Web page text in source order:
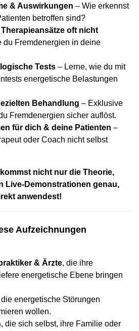
& Auswirkungen – Wie erkennst
betroffen sind?
oft nicht
du Fremdenergien in deine
Tests – Lerne, wie du mit
energetische Belastungen
Behandlung – Exklusive
Fremdenergien sicher auflöst.
für dich & deine Patienten –
oder Coach nicht selbst
nicht nur die Theorie,
Live-Demonstrationen genau,
anwendest!
Aufzeichnungen
& Ärzte, die ihre
energetische Ebene bringen
die energetische Störungen
wollen.
, die sich selbst, ihre Familie oder